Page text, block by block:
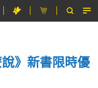
》新書限時優